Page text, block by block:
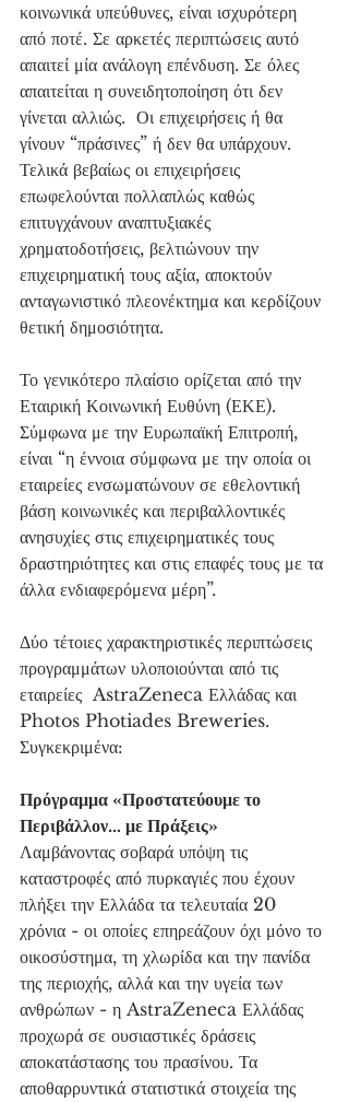
κοινωνικά υπεύθυνες, είναι ισχυρότερη
από ποτέ. Σε αρκετές περιπτώσεις αυτό
απαιτεί μία ανάλογη επένδυση. Σε όλες
απαιτείται η συνειδητοποίηση ότι δεν
γίνεται αλλιώς.  Οι επιχειρήσεις ή θα
γίνουν “πράσινες” ή δεν θα υπάρχουν.
Τελικά βεβαίως οι επιχειρήσεις
επωφελούνται πολλαπλώς καθώς
επιτυγχάνουν αναπτυξιακές
χρηματοδοτήσεις, βελτιώνουν την
επιχειρηματική τους αξία, αποκτούν
ανταγωνιστικό πλεονέκτημα και κερδίζουν
θετική δημοσιότητα.
Το γενικότερο πλαίσιο ορίζεται από την
Εταιρική Κοινωνική Ευθύνη (ΕΚΕ).
Σύμφωνα με την Ευρωπαϊκή Επιτροπή,
είναι “η έννοια σύμφωνα με την οποία οι
εταιρείες ενσωματώνουν σε εθελοντική
βάση κοινωνικές και περιβαλλοντικές
ανησυχίες στις επιχειρηματικές τους
δραστηριότητες και στις επαφές τους με τα
άλλα ενδιαφερόμενα μέρη”.
Δύο τέτοιες χαρακτηριστικές περιπτώσεις
προγραμμάτων υλοποιούνται από τις
εταιρείες  AstraZeneca Ελλάδας και
Photos Photiades Breweries.
Συγκεκριμένα:
Πρόγραμμα «Προστατεύουμε το
Περιβάλλον… με Πράξεις»
Λαμβάνοντας σοβαρά υπόψη τις
καταστροφές από πυρκαγιές που έχουν
πλήξει την Ελλάδα τα τελευταία 20
χρόνια - οι οποίες επηρεάζουν όχι μόνο το
οικοσύστημα, τη χλωρίδα και την πανίδα
της περιοχής, αλλά και την υγεία των
ανθρώπων - η AstraZeneca Ελλάδας
προχωρά σε ουσιαστικές δράσεις
αποκατάστασης του πρασίνου. Τα
αποθαρρυντικά στατιστικά στοιχεία της